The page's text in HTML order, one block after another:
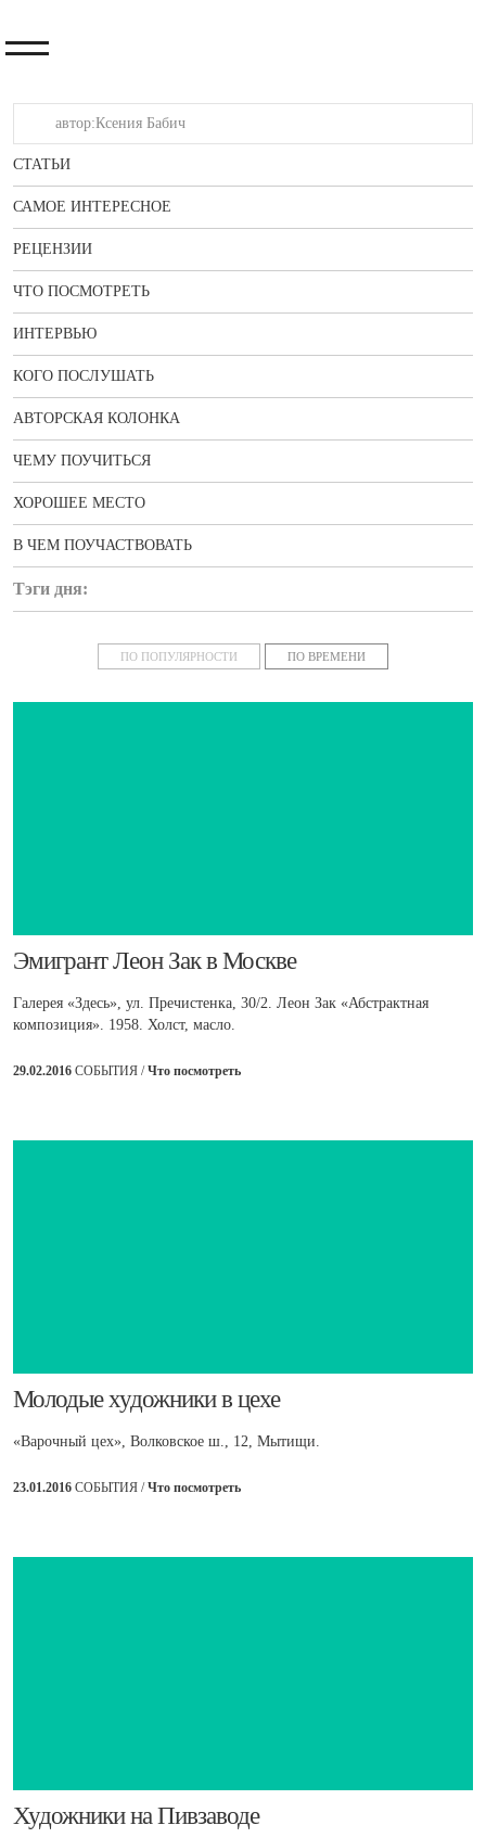
СТАТЬИ
САМОЕ ИНТЕРЕСНОЕ
РЕЦЕНЗИИ
ЧТО ПОСМОТРЕТЬ
ИНТЕРВЬЮ
КОГО ПОСЛУШАТЬ
АВТОРСКАЯ КОЛОНКА
ЧЕМУ ПОУЧИТЬСЯ
ХОРОШЕЕ МЕСТО
В ЧЕМ ПОУЧАСТВОВАТЬ
Тэги дня:
ПО ПОПУЛЯРНОСТИ ПО ВРЕМЕНИ
​Эмигрант Леон Зак в Москве
Галерея «Здесь», ул. Пречистенка, 30/2. Леон Зак «Абстрактная
композиция». 1958. Холст, масло.
29.02.2016 СОБЫТИЯ /Что посмотреть
​Молодые художники в цехе
«Варочный цех», Волковское ш., 12, Мытищи.
23.01.2016 СОБЫТИЯ /Что посмотреть
​Художники на Пивзаводе